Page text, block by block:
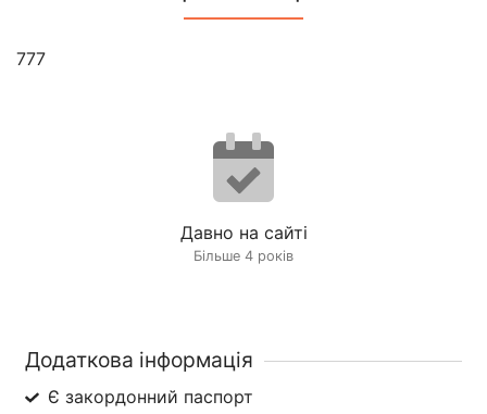
777
Давно на сайті
Більше 4 років
Додаткова інформація
Є закордонний паспорт